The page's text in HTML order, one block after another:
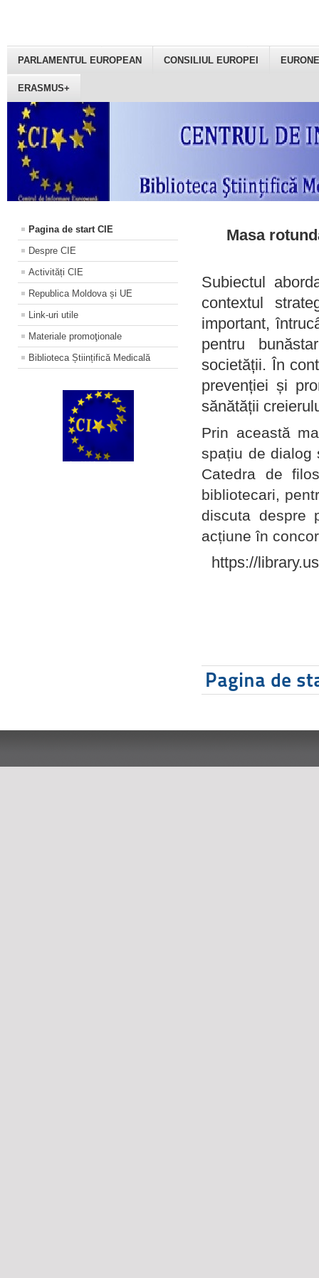
PARLAMENTUL EUROPEAN CONSILIUL EUROPEI
ERASMUS+
Pagina de start CIE
Despre CIE
Activități CIE
Republica Moldova și UE
Link-uri utile
Materiale promoţionale
Biblioteca Științifică Medicală
Masa
Subiectul
contextul
important,
pentru
societății. În
prevenției și
sănătății
Prin această
spațiu de dialog
Catedra de
bibliotecari,
discuta despre
acțiune în
https://
Pagina de